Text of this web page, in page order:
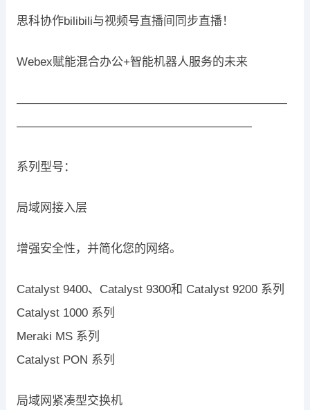
思科协作bilibili与视频号直播间同步直播！
Webex赋能混合办公+智能机器人服务的未来
———————————————————————
————————————————————
系列型号：
局域网接入层
增强安全性，并简化您的网络。
Catalyst 9400、Catalyst 9300和 Catalyst 9200 系列
Catalyst 1000 系列
Meraki MS 系列
Catalyst PON 系列
局域网紧凑型交换机